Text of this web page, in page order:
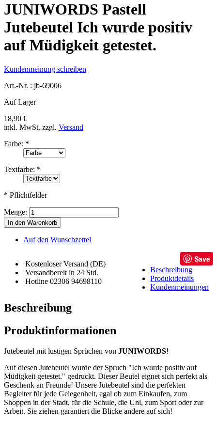
JUNIWORDS Pastell
Jutebeutel Ich wurde positiv
auf Müdigkeit getestet.
Kundenmeinung schreiben
Art.-Nr. : jb-69006
Auf Lager
18,90 €
inkl. MwSt. zzgl. Versand
Farbe: *
Textfarbe: *
* Pflichtfelder
Menge:
In den Warenkorb
Auf den Wunschzettel
Kostenloser Versand (DE)
Versandbereit in 24 Std.
Hotline 02306 94698110
Save
Beschreibung
Produktdetails
Kundenmeinungen
Beschreibung
Produktinformationen
Jutebeutel mit lustigen Sprüchen von JUNIWORDS!
Auf diesen Jutebeutel wurde der Spruch "Ich wurde positiv auf
Müdigkeit getestet." gedruckt. Dieser Beutel eignet sich perfekt als
Geschenk an Freunde! Unsere Jutebeutel sind die perfekten
Begleiter für jede Gelegenheit, egal ob zum Einkaufen, zum
Shoppen in der Stadt, für die Schule, die Uni, zum Sport oder zur
Arbeit. Sie ziehen garantiert die Blicke andere auf sich!